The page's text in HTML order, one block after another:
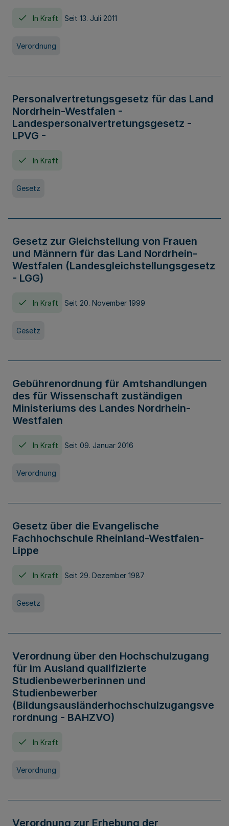
In Kraft Seit 13. Juli 2011
Verordnung
Personalvertretungsgesetz für das Land
Nordrhein-Westfalen -
Landespersonalvertretungsgesetz -
LPVG -
In Kraft
Gesetz
Gesetz zur Gleichstellung von Frauen
und Männern für das Land Nordrhein-
Westfalen (Landesgleichstellungsgesetz
- LGG)
In Kraft Seit 20. November 1999
Gesetz
Gebührenordnung für Amtshandlungen
des für Wissenschaft zuständigen
Ministeriums des Landes Nordrhein-
Westfalen
In Kraft Seit 09. Januar 2016
Verordnung
Gesetz über die Evangelische
Fachhochschule Rheinland-Westfalen-
Lippe
In Kraft Seit 29. Dezember 1987
Gesetz
Verordnung über den Hochschulzugang
für im Ausland qualifizierte
Studienbewerberinnen und
Studienbewerber
(Bildungsausländerhochschulzugangsve
rordnung - BAHZVO)
In Kraft
Verordnung
Verordnung zur Erhebung der